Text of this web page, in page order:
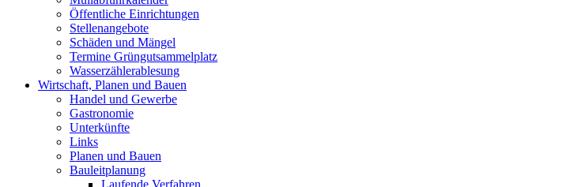
Öffentliche Einrichtungen
Stellenangebote
Schäden und Mängel
Termine Grüngutsammelplatz
Wasserzählerablesung
Wirtschaft, Planen und Bauen
Handel und Gewerbe
Gastronomie
Unterkünfte
Links
Planen und Bauen
Bauleitplanung
Laufende Verfahren